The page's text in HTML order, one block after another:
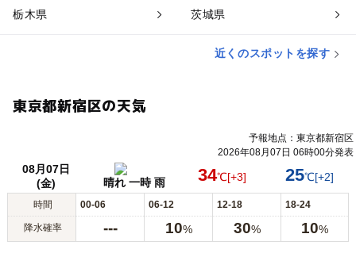
栃木県 茨城県
近くのスポットを探す
東京都新宿区の天気
予報地点：東京都新宿区
2026年08月07日 06時00分発表
08月07日
(金)
晴れ 一時 雨 34℃[+3] 25℃[+2]
時間 00-06 06-12 12-18 18-24
降水確率 --- 10% 30% 10%